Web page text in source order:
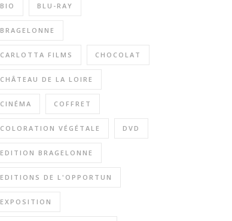
BIO BLU-RAY
BRAGELONNE
CARLOTTA FILMS CHOCOLAT
CHÂTEAU DE LA LOIRE
CINÉMA COFFRET
COLORATION VÉGÉTALE DVD
EDITION BRAGELONNE
EDITIONS DE L'OPPORTUN
EXPOSITION